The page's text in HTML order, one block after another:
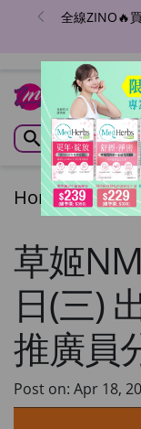
全線ZINO🔥
Home/
草姬
日(三)
推廣員
Post on: Apr 18,